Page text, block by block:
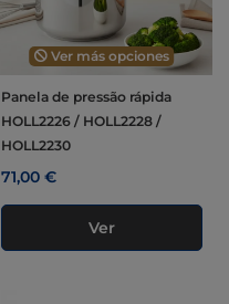
Ver más opciones
Panela de pressão rápida
HOLL2226 / HOLL2228 /
HOLL2230
71,00 €
Ver